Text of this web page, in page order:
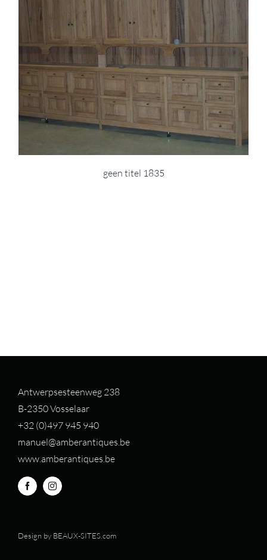
geen titel 1835
Antwerpsesteenweg 238
B-2350 Vosselaar
+32 (0)497 945 940
manuel@amberantiques.be
www.amberantiques.be
Design by BEAUX-SITES.com